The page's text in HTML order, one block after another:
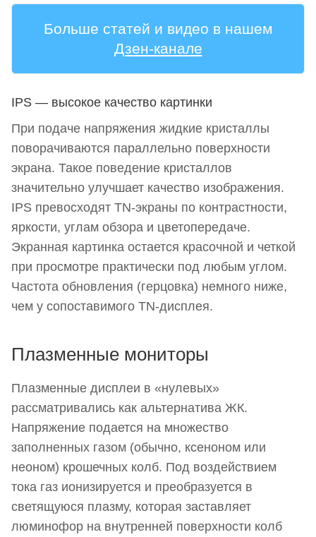
Больше статей и видео в нашем
Дзен-канале
IPS — высокое качество картинки
При подаче напряжения жидкие кристаллы
поворачиваются параллельно поверхности
экрана. Такое поведение кристаллов
значительно улучшает качество изображения.
IPS превосходят TN-экраны по контрастности,
яркости, углам обзора и цветопередаче.
Экранная картинка остается красочной и четкой
при просмотре практически под любым углом.
Частота обновления (герцовка) немного ниже,
чем у сопоставимого TN-дисплея.
Плазменные мониторы
Плазменные дисплеи в «нулевых»
рассматривались как альтернатива ЖК.
Напряжение подается на множество
заполненных газом (обычно, ксеноном или
неоном) крошечных колб. Под воздействием
тока газ ионизируется и преобразуется в
светящуюся плазму, которая заставляет
люминофор на внутренней поверхности колб